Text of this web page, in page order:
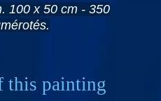
100 x 50 cm - 350
this painting